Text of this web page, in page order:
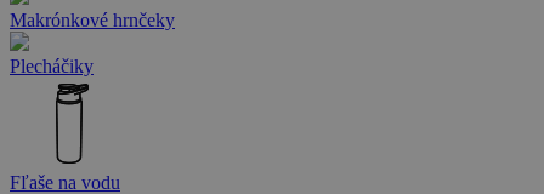
Makrónkové hrnčeky
Plecháčiky
Fľaše na vodu